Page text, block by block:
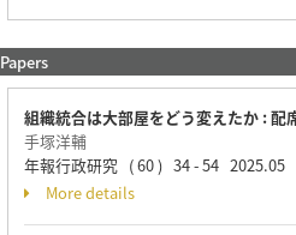
Papers
組織統合は大部屋をどう変えたか :
手塚洋輔
年報行政研究 ( 60 ) 34 - 54 2025.05
More details